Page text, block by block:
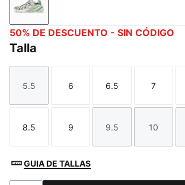
Warm White-Spring Fern-Sage Frost
50% DE DESCUENTO - SIN CÓDIGO
Talla
Talla
5.5
Talla
6
Talla
6.5
Talla
7
Talla
8.5
Talla
9
Talla
9.5
Talla
10
GUIA DE TALLAS